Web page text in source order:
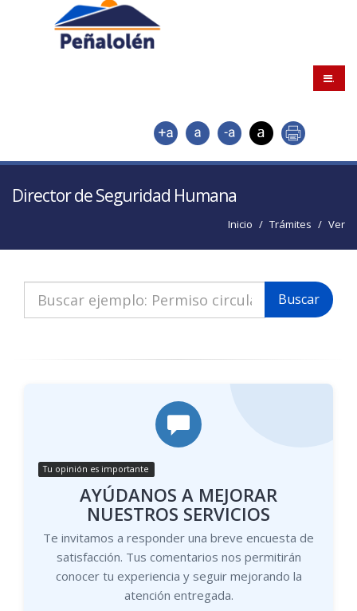
.
Director de Seguridad Humana
Inicio Trámites Ver
Buscar
Tu opinión es importante
AYÚDANOS A MEJORAR
NUESTROS SERVICIOS
Te invitamos a responder una breve encuesta de
satisfacción. Tus comentarios nos permitirán
conocer tu experiencia y seguir mejorando la
atención entregada.